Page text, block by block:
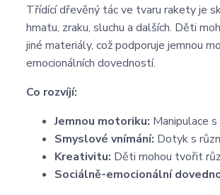
Třídící dřevěný tác ve tvaru rakety je
hmatu, zraku, sluchu a dalších. Děti
jiné materiály, což podporuje jemnou
emocionálních dovedností.
Co rozvíjí:
Jemnou motoriku: Manipulace
Smyslové vnímání: Dotyk s
Kreativitu: Děti mohou tvořit
Sociálně-emocionální